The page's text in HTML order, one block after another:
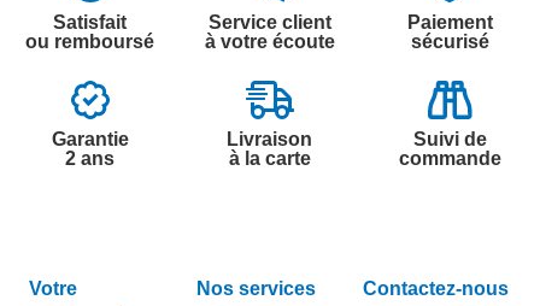
Satisfait
ou remboursé
Service client
à votre écoute
Paiement
sécurisé
Garantie
2 ans
Livraison
à la carte
Suivi de
commande
Votre
Nos services Contactez-nous